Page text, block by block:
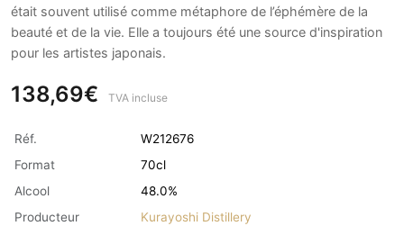
était souvent utilisé comme métaphore de l’éphémère de la
beauté et de la vie. Elle a toujours été une source d'inspiration
pour les artistes japonais.
138,69€ TVA incluse
Réf.
W212676
Format
70cl
Alcool
48.0%
Producteur
Kurayoshi Distillery